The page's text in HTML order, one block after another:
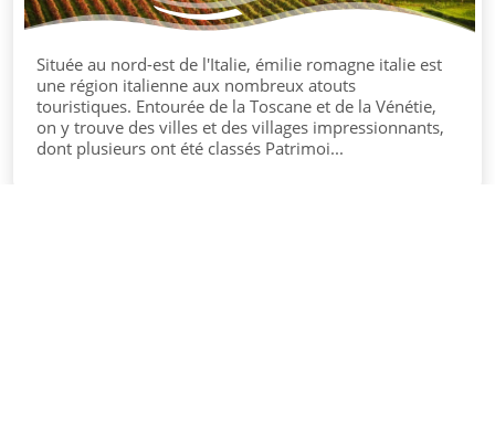
Située au nord-est de l'Italie, émilie romagne italie est
une région italienne aux nombreux atouts
touristiques. Entourée de la Toscane et de la Vénétie,
on y trouve des villes et des villages impressionnants,
dont plusieurs ont été classés Patrimoi...